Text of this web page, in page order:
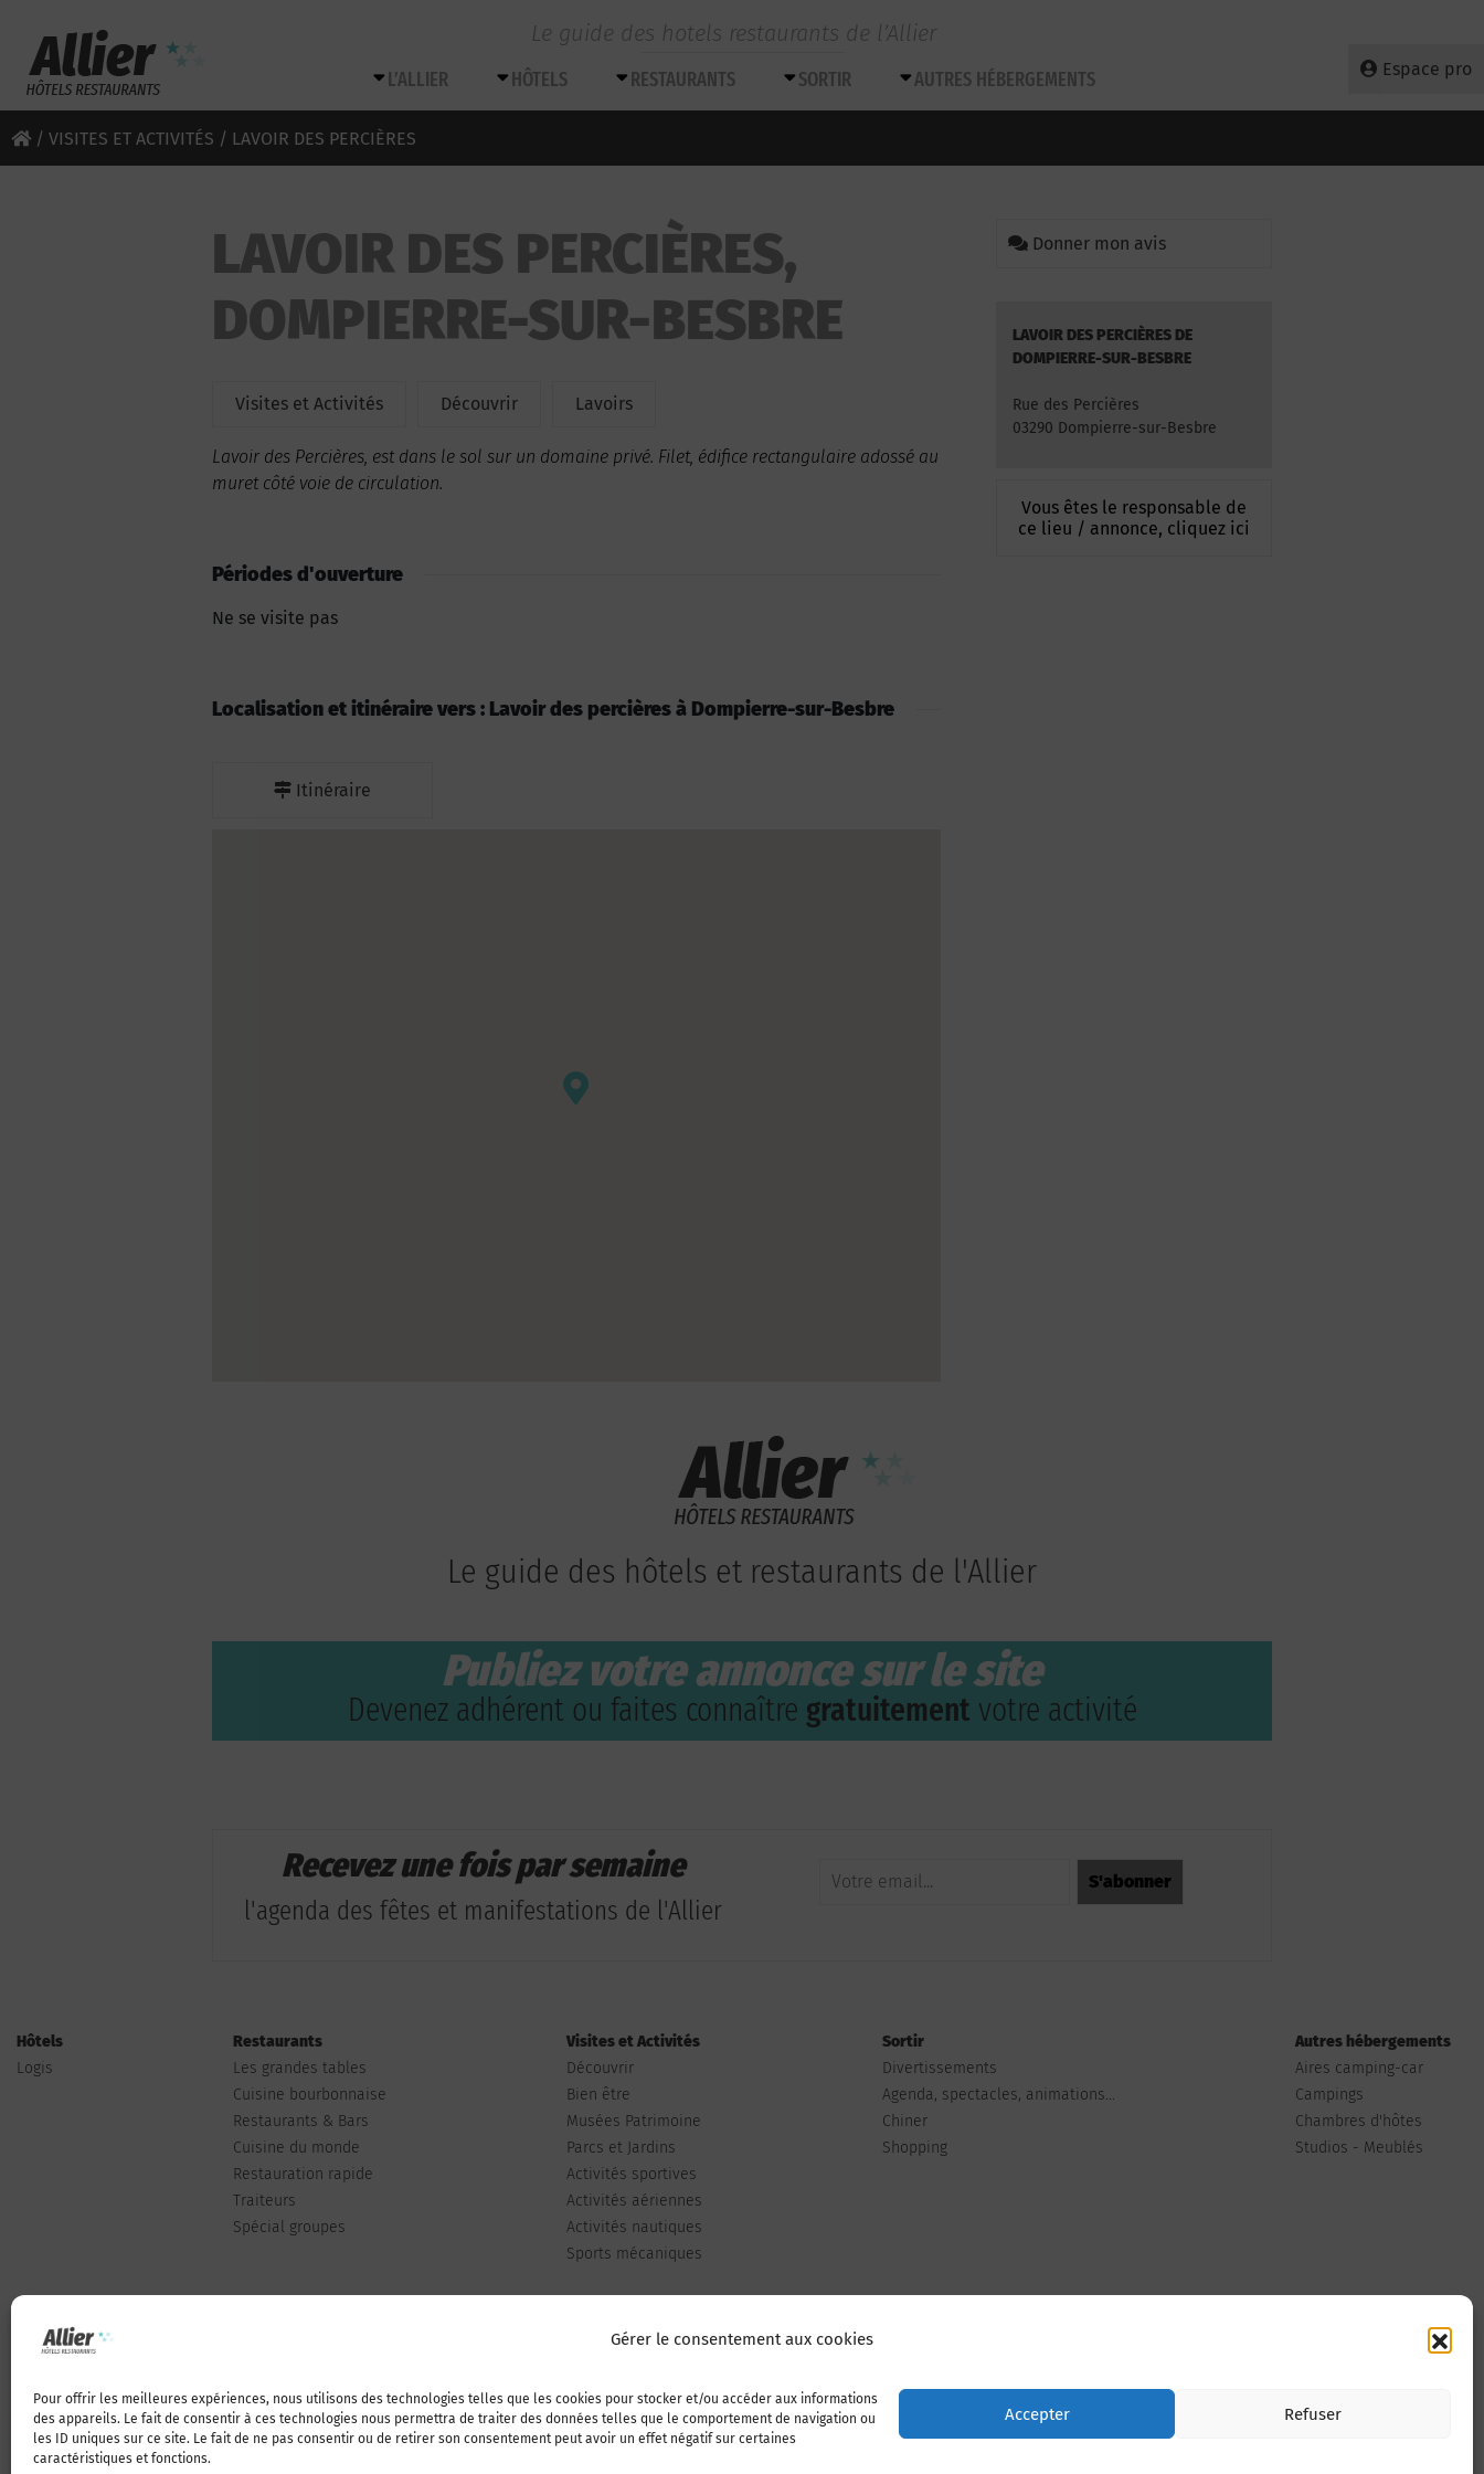
Gérer le consentement aux cookies
Pour offrir les meilleures expériences, nous utilisons des technologies telles que les cookies pour stocker et/ou accéder aux informations
des appareils. Le fait de consentir à ces technologies nous permettra de traiter des données telles que le comportement de navigation ou
les ID uniques sur ce site. Le fait de ne pas consentir ou de retirer son consentement peut avoir un effet négatif sur certaines
caractéristiques et fonctions.
Accepter Refuser
Le guide des hotels restaurants de l’Allier
Espace pro
L’ALLIER HÔTELS RESTAURANTS SORTIR AUTRES HÉBERGEMENTS
/ VISITES ET ACTIVITÉS / LAVOIR DES PERCIÈRES
LAVOIR DES PERCIÈRES,
DOMPIERRE-SUR-BESBRE
Visites et Activités Découvrir Lavoirs
Lavoir des Percières, est dans le sol sur un domaine privé. Filet, édifice rectangulaire adossé au
muret côté voie de circulation.
Donner mon avis
LAVOIR DES PERCIÈRES DE
DOMPIERRE-SUR-BESBRE
Rue des Percières
03290 Dompierre-sur-Besbre
Vous êtes le responsable de
ce lieu / annonce, cliquez ici
Périodes d'ouverture
Ne se visite pas
Localisation et itinéraire vers : Lavoir des percières à Dompierre-sur-Besbre
Itinéraire
Le guide des hôtels et restaurants de l'Allier
Publiez votre annonce sur le site
Devenez adhérent ou faites connaître gratuitement votre activité
Recevez une fois par semaine
l'agenda des fêtes et manifestations de l'Allier
Hôtels
Logis
Restaurants
Les grandes tables
Cuisine bourbonnaise
Restaurants & Bars
Cuisine du monde
Restauration rapide
Traiteurs
Spécial groupes
Visites et Activités
Découvrir
Bien être
Musées Patrimoine
Parcs et Jardins
Activités sportives
Activités aériennes
Activités nautiques
Sports mécaniques
Sortir
Divertissements
Agenda, spectacles, animations...
Chiner
Shopping
Autres hébergements
Aires camping-car
Campings
Chambres d'hôtes
Studios - Meublés
Qui sommes-nous Publiez votre annonce Adhérer à l’association Nous contacter